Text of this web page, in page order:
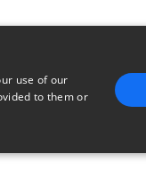
use of our
to them or